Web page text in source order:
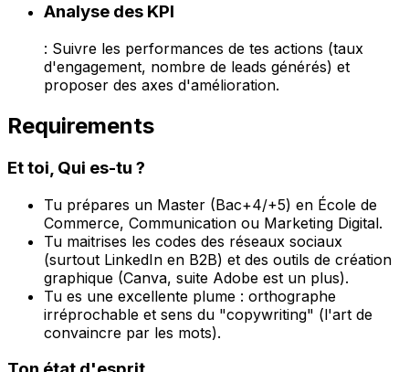
Analyse des KPI
: Suivre les performances de tes actions (taux
d'engagement, nombre de leads générés) et
proposer des axes d'amélioration.
Requirements
Et toi, Qui es-tu ?
Tu prépares un Master (Bac+4/+5) en École de
Commerce, Communication ou Marketing Digital.
Tu maitrises les codes des réseaux sociaux
(surtout LinkedIn en B2B) et des outils de création
graphique (Canva, suite Adobe est un plus).
Tu es une excellente plume : orthographe
irréprochable et sens du "copywriting" (l'art de
convaincre par les mots).